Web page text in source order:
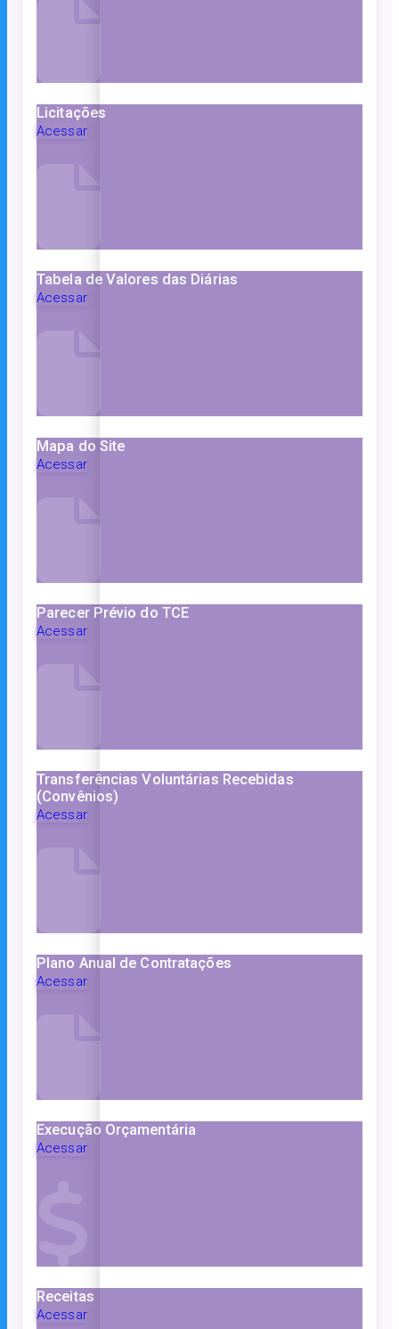
Licitações
Acessar
Tabela de Valores das Diárias
Acessar
Mapa do Site
Acessar
Parecer Prévio do TCE
Acessar
Transferências Voluntárias Recebidas
(Convênios)
Acessar
Plano Anual de Contratações
Acessar
Execução Orçamentária
Acessar
Receitas
Acessar